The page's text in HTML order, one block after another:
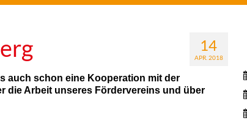
14
APR. 2018
auch schon eine Kooperation mit der
die Arbeit unseres Fördervereins und über